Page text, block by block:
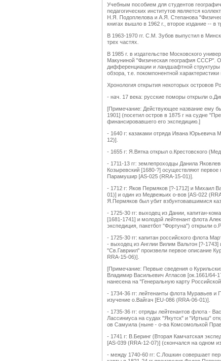
Учебным пособием для студентов
педагогических институтов является
Н.Я. Подоплелова и А.Я. Степанова
книгах вышло в 1962 г., второе издание -- в
В 1963-1970 гг. С.М. Зубов выпустил в
трех частях.
В 1985 г. в издательстве Московского
Макуниной "Физическая география СССР".
дифференциации и ландшафтной структуры
обзора, т.е. покомпонентной
Хронология открытия некоторых островов
- нач. 17 века: русские поморы открыли
[Примечание: Действующее название ему
1901] (посетил остров в 1875 г на судне
финансировавшего его экспедицию.]
- 1640 г: казаками отряда Ивана Юрьевича
12)].
- 1655 г: Я.Вятка открыл о.Крестовского
- 1711-13 гг: землепроходцы Данила
Козыревский [1680-?] осуществляют
Парамушир [AS-025 (RRA-15-01)].
- 1712 г: Яков Пермяков [?-1712] и Михаил
01)] и один из Медвежьих о-вов [AS-022
Я.Пермяков был убит взбунтовавшимися
- 1725-30 гг: выходец из Дании, капитан-
[1681-1741] и молодой лейтенант флота
экспедиция, пакетбот "Фортуна") открыли
- 1725-30 гг: капитан российского флота
- выходец из Англии Вилим Вальтон [?-
"Св.Гавриил" произвели первое описание
RRA-15-06)].
[Примечание: Первые сведения о
Владимир Васильевич Атласов [ок.1661/64-
нанесена на "Генеральную карту
- 1734-36 гг: лейтенанты флота Муравьев и
изучение о.Вайгач [EU-086 (RRA-06-01)].
- 1735-36 гг: отряды лейтенантов флота -
Лассиниуса на судах "Якутск" и "Иртыш"
ов Самуила (ныне - о-ва Комсомолькой
- 1741 г: В.Беринг (Вторая Камчатская
[AS-039 (RRA-12-07)] (скончался на одном
- между 1740-60 гг: С.Лошкин совершает